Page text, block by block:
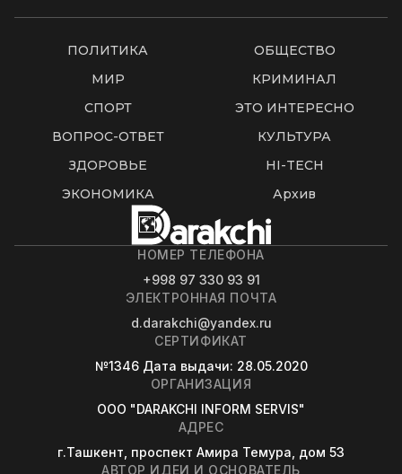
ПОЛИТИКА
ОБЩЕСТВО
МИР
КРИМИНАЛ
СПОРТ
ЭТО ИНТЕРЕСНО
ВОПРОС-ОТВЕТ
КУЛЬТУРА
ЗДОРОВЬЕ
HI-TECH
ЭКОНОМИКА
Архив
НОМЕР ТЕЛЕФОНА
+998 97 330 93 91
ЭЛЕКТРОННАЯ ПОЧТА
d.darakchi@yandex.ru
СЕРТИФИКАТ
№1346 Дата выдачи: 28.05.2020
ОРГАНИЗАЦИЯ
OOO "DARAKCHI INFORM SERVIS"
АДРЕС
г.Ташкент, проспект Амира Темура, дом 53
АВТОР ИДЕИ И ОСНОВАТЕЛЬ